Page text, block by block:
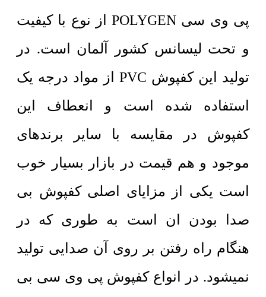
پی وی سی POLYGEN از نوع با کیفیت
و تحت لیسانس کشور آلمان است. در
تولید این کفپوش PVC از مواد درجه یک
استفاده شده است و انعطاف این
کفپوش در مقایسه با سایر برندهای
موجود و هم قیمت در بازار بسیار خوب
است یکی از مزایای اصلی کفپوش بی
صدا بودن ان است به طوری که در
هنگام راه رفتن بر روی آن صدایی تولید
نمیشود. در انواع کفپوش پی وی سی بی